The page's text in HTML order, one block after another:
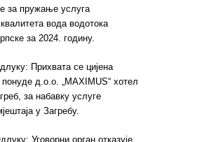
за пружање услуга
вода водотока
за 2024. годину.
Прихвата се цијена
д.о.о. „MAXIMUS“ хотел
за набавку услуге
у Загребу.
Уговорни орган отказује